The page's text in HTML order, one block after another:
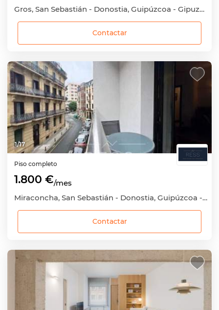
Gros, San Sebastián - Donostia, Guipúzcoa - Gipuzkoa
Contactar
1/17
Piso completo
1.800 €/mes
Miraconcha, San Sebastián - Donostia, Guipúzcoa - Gipuzkoa
Contactar